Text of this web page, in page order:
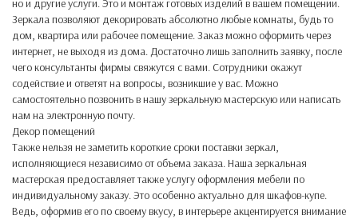
но и другие услуги. Это и монтаж готовых изделий в вашем помещении.
Зеркала позволяют декорировать абсолютно любые комнаты, будь то
дом, квартира или рабочее помещение. Заказ можно оформить через
интернет, не выходя из дома. Достаточно лишь заполнить заявку, после
чего консультанты фирмы свяжутся с вами. Сотрудники окажут
содействие и ответят на вопросы, возникшие у вас. Можно
самостоятельно позвонить в нашу зеркальную мастерскую или написать
нам на электронную почту.
Декор помещений
Также нельзя не заметить короткие сроки поставки зеркал,
исполняющиеся независимо от объема заказа. Наша зеркальная
мастерская предоставляет также услугу оформления мебели по
индивидуальному заказу. Это особенно актуально для шкафов-купе.
Ведь, оформив его по своему вкусу, в интерьере акцентируется внимание